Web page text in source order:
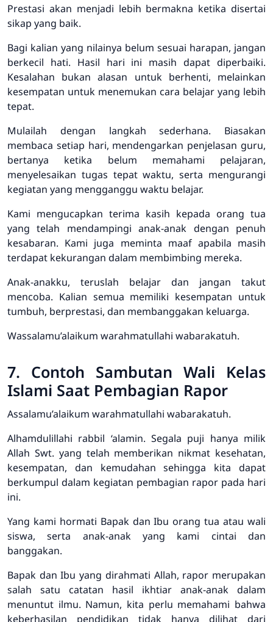
Prestasi akan menjadi lebih bermakna ketika disertai
sikap yang baik.
Bagi kalian yang nilainya belum sesuai harapan, jangan
berkecil hati. Hasil hari ini masih dapat diperbaiki.
Kesalahan bukan alasan untuk berhenti, melainkan
kesempatan untuk menemukan cara belajar yang lebih
tepat.
Mulailah dengan langkah sederhana. Biasakan
membaca setiap hari, mendengarkan penjelasan guru,
bertanya ketika belum memahami pelajaran,
menyelesaikan tugas tepat waktu, serta mengurangi
kegiatan yang mengganggu waktu belajar.
Kami mengucapkan terima kasih kepada orang tua
yang telah mendampingi anak-anak dengan penuh
kesabaran. Kami juga meminta maaf apabila masih
terdapat kekurangan dalam membimbing mereka.
Anak-anakku, teruslah belajar dan jangan takut
mencoba. Kalian semua memiliki kesempatan untuk
tumbuh, berprestasi, dan membanggakan keluarga.
Wassalamu’alaikum warahmatullahi wabarakatuh.
7. Contoh Sambutan Wali Kelas
Islami Saat Pembagian Rapor
Assalamu’alaikum warahmatullahi wabarakatuh.
Alhamdulillahi rabbil ‘alamin. Segala puji hanya milik
Allah Swt. yang telah memberikan nikmat kesehatan,
kesempatan, dan kemudahan sehingga kita dapat
berkumpul dalam kegiatan pembagian rapor pada hari
ini.
Yang kami hormati Bapak dan Ibu orang tua atau wali
siswa, serta anak-anak yang kami cintai dan
banggakan.
Bapak dan Ibu yang dirahmati Allah, rapor merupakan
salah satu catatan hasil ikhtiar anak-anak dalam
menuntut ilmu. Namun, kita perlu memahami bahwa
keberhasilan pendidikan tidak hanya dilihat dari